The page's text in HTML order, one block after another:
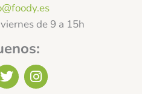
de 9 a 15h
T
w
I
n